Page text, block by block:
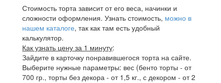
Стоимость торта зависит от его веса, начинки и
сложности оформления. Узнать стоимость, можно в
нашем каталоге, так как там есть удобный
калькулятор.
Как узнать цену за 1 минуту:
Зайдите в карточку понравившегося торта на сайте.
Выберите нужные параметры: вес (бенто торты - от
700 гр., торты без декора - от 1,5 кг., с декором - от 2